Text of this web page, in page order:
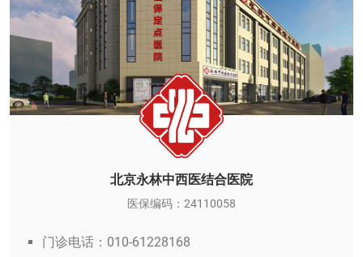
北京永林中西医结合医院
医保编码：24110058
门诊电话：010-61228168